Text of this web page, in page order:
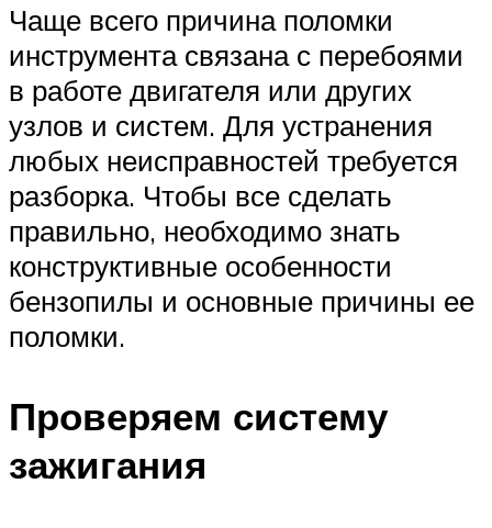
Чаще всего причина поломки
инструмента связана с перебоями
в работе двигателя или других
узлов и систем. Для устранения
любых неисправностей требуется
разборка. Чтобы все сделать
правильно, необходимо знать
конструктивные особенности
бензопилы и основные причины ее
поломки.
Проверяем систему
зажигания